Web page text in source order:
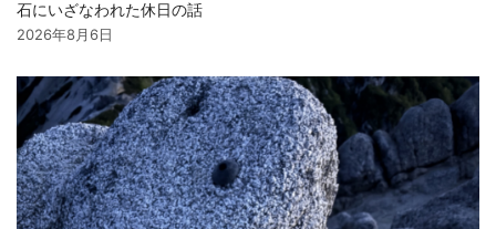
石にいざなわれた休日の話
2026年8月6日